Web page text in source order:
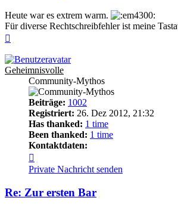
Heute war es extrem warm.
Für diverse Rechtschreibfehler ist meine
Geheimnisvolle
Community-Mythos
Beiträge: 1002
Registriert: 26. Dez 2012, 21:32
Has thanked: 1 time
Been thanked: 1 time
Kontaktdaten:
von
Geheimnisvolle
Private Nachricht senden
Re: Zur ersten Bar